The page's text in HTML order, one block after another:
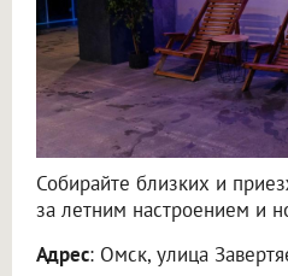
Собирайте близких и
за летним настроением и
Адрес: Омск, улица